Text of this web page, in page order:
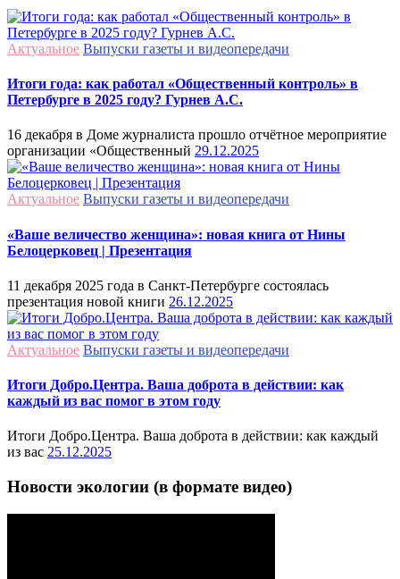
Актуальное Выпуски газеты и видеопередачи
Итоги года: как работал «Общественный контроль» в
Петербурге в 2025 году? Гурнев А.С.
16 декабря в Доме журналиста прошло отчётное мероприятие
организации «Общественный 29.12.2025
Актуальное Выпуски газеты и видеопередачи
«Ваше величество женщина»: новая книга от Нины
Белоцерковец | Презентация
11 декабря 2025 года в Санкт-Петербурге состоялась
презентация новой книги 26.12.2025
Актуальное Выпуски газеты и видеопередачи
Итоги Добро.Центра. Ваша доброта в действии: как
каждый из вас помог в этом году
Итоги Добро.Центра. Ваша доброта в действии: как каждый
из вас 25.12.2025
Новости экологии (в формате видео)